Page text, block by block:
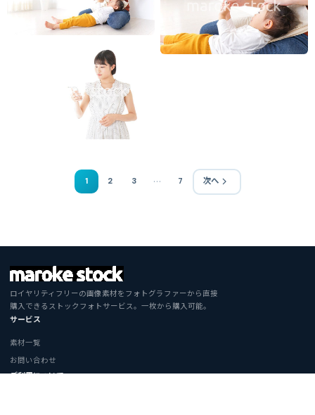
1 2 3 … 7 次へ
ロイヤリティフリーの画像素材をフォトグラファーから直接
購入できるストックフォトサービス。一枚から購入可能。
サービス
素材一覧
お問い合わせ
ご利用について